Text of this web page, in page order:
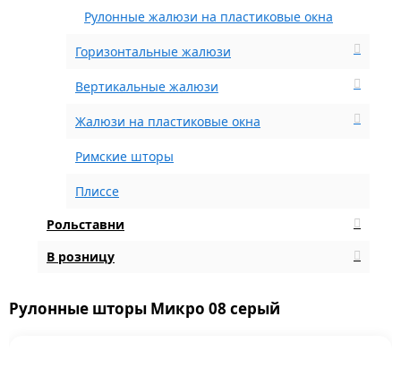
Рулонные жалюзи на пластиковые окна
Горизонтальные жалюзи
Вертикальные жалюзи
Жалюзи на пластиковые окна
Римские шторы
Плиссе
Рольставни
В розницу
Рулонные шторы Микро 08 серый